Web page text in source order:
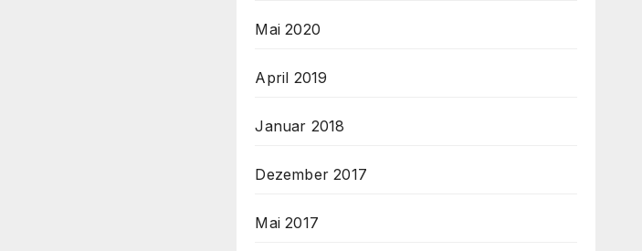
Mai 2020
April 2019
Januar 2018
Dezember 2017
Mai 2017